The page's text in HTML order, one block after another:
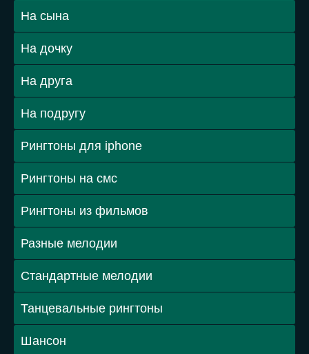
Electro
Рингтоны с именами
На парня, мужа
На девушку, жену
На маму
На папу
Рингтоны из 90-х
Рингтоны из 80-х
На брата
На сестру
На сына